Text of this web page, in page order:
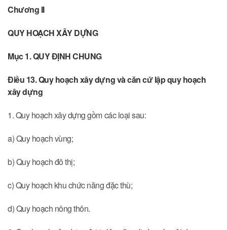
Chương II
QUY HOẠCH XÂY DỰNG
Mục 1. QUY ĐỊNH CHUNG
Điều 13. Quy hoạch xây dựng và căn cứ lập quy hoạch
xây dựng
1. Quy hoạch xây dựng gồm các loại sau:
a) Quy hoạch vùng;
b) Quy hoạch đô thị;
c) Quy hoạch khu chức năng đặc thù;
d) Quy hoạch nông thôn.